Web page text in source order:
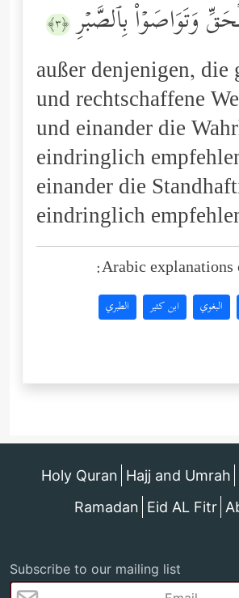
وَتَوَاصَوۡاْ بِٱلصَّبۡرِ ﴿٣﴾
außer denjenigen, die
und rechtschaffene
und einander die
eindringlich
einander die
eindringlich
Arabic explanations
البغوي ابن كثير الطبري
Holy Quran Hajj and Umrah
Ramadan Eid AL Fitr
Subscribe to our mailing list